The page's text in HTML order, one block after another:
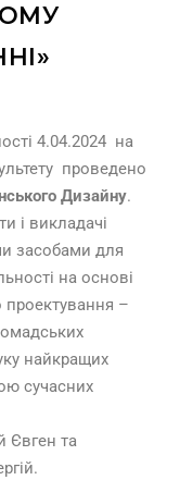
4.04.2024 на
проведено
Дизайну.
і викладачі
засобами для
на основі
проектування –
найкращих
сучасних
Євген та